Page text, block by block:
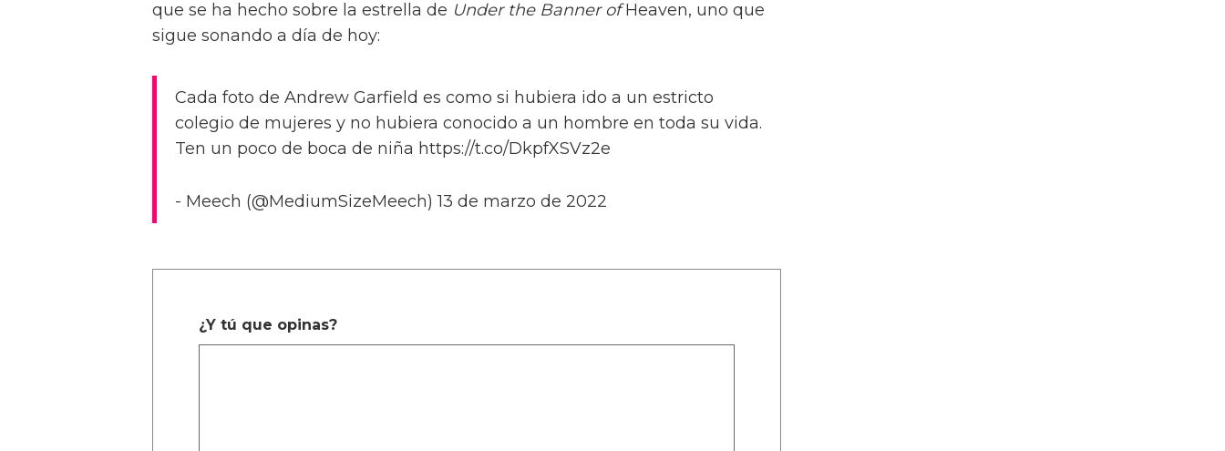
que se ha hecho sobre la estrella de Under the Banner ofHeaven, uno que
sigue sonando a día de hoy:
Cada foto de Andrew Garfield es como si hubiera ido a un estricto
colegio de mujeres y no hubiera conocido a un hombre en toda su vida.
Ten un poco de boca de niña https://t.co/DkpfXSVz2e
- Meech (@MediumSizeMeech) 13 de marzo de 2022
¿Y tú que opinas?